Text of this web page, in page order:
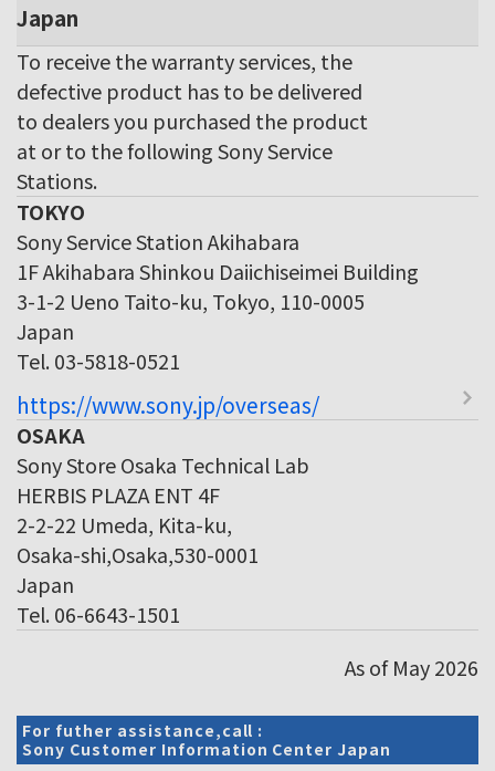
Japan
To receive the warranty services, the
defective product has to be delivered
to dealers you purchased the product
at or to the following Sony Service
Stations.
TOKYO
Sony Service Station Akihabara
1F Akihabara Shinkou Daiichiseimei Building
3-1-2 Ueno Taito-ku, Tokyo, 110-0005
Japan
Tel. 03-5818-0521
https://www.sony.jp/overseas/
OSAKA
Sony Store Osaka Technical Lab
HERBIS PLAZA ENT 4F
2-2-22 Umeda, Kita-ku,
Osaka-shi,Osaka,530-0001
Japan
Tel. 06-6643-1501
As of May 2026
For futher assistance,call :
Sony Customer Information Center Japan